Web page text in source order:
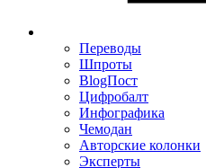
Переводы
Шпроты
BlogПост
Цифробалт
Инфографика
Чемодан
Авторские колонки
Эксперты